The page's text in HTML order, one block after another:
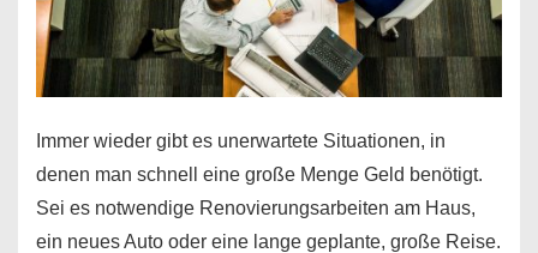
Immer wieder gibt es unerwartete Situationen, in
denen man schnell eine große Menge Geld benötigt.
Sei es notwendige Renovierungsarbeiten am Haus,
ein neues Auto oder eine lange geplante, große Reise.